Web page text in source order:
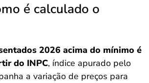
é calculado o
2026 acima do mínimo é
do INPC, índice apurado pelo
a variação de preços para